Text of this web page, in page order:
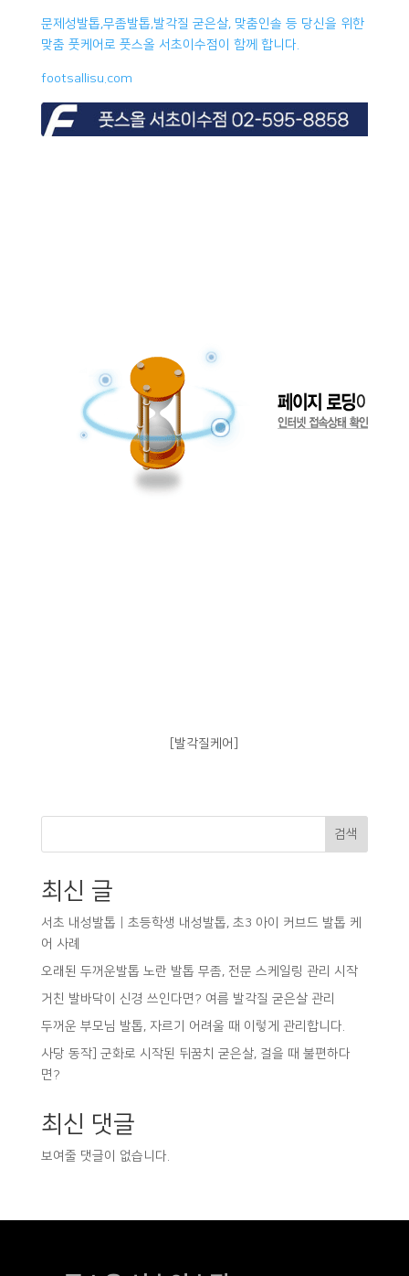
문제성발톱,무좀발톱,발각질 굳은살, 맞춤인솔 등 당신을 위한
맞춤 풋케어로 풋스올 서초이수점이 함께 합니다.
footsallisu.com
발각질케어]
검색
최신 글
서초 내성발톱｜초등학생 내성발톱, 초3 아이 커브드 발톱 케
어 사례
오래된 두꺼운발톱 노란 발톱 무좀, 전문 스케일링 관리 시작
거친 발바닥이 신경 쓰인다면? 여름 발각질 굳은살 관리
두꺼운 부모님 발톱, 자르기 어려울 때 이렇게 관리합니다.
사당 동작] 군화로 시작된 뒤꿈치 굳은살, 걸을 때 불편하다
면?
최신 댓글
보여줄 댓글이 없습니다.